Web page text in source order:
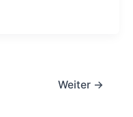
Weiter →